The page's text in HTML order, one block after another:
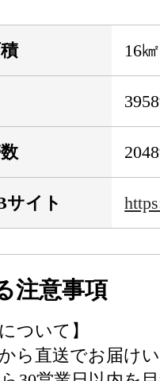
16㎢
サイト
注意事項
ついて】
ら直送でお届け